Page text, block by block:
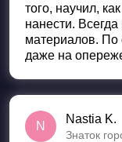
того, научил,
нанести.
материалов. По
даже на
N
Nastia K.
Знаток